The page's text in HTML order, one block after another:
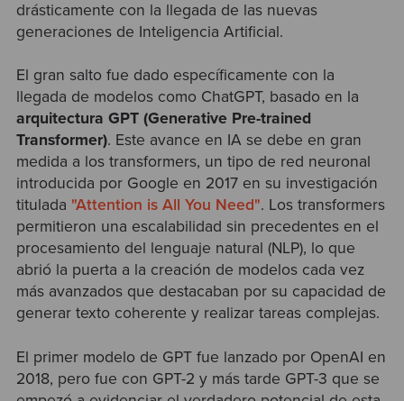
drásticamente con la llegada de las nuevas
generaciones de Inteligencia Artificial.
El gran salto fue dado específicamente con la
llegada de modelos como ChatGPT, basado en la
arquitectura GPT (Generative Pre-trained
Transformer). Este avance en IA se debe en gran
medida a los transformers, un tipo de red neuronal
introducida por Google en 2017 en su investigación
titulada "Attention is All You Need". Los transformers
permitieron una escalabilidad sin precedentes en el
procesamiento del lenguaje natural (NLP), lo que
abrió la puerta a la creación de modelos cada vez
más avanzados que destacaban por su capacidad de
generar texto coherente y realizar tareas complejas.
El primer modelo de GPT fue lanzado por OpenAI en
2018, pero fue con GPT-2 y más tarde GPT-3 que se